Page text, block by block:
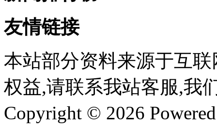
友情链接
本站部分资料来源于互
权益,请联系我站客服,我
Copyright © 2026